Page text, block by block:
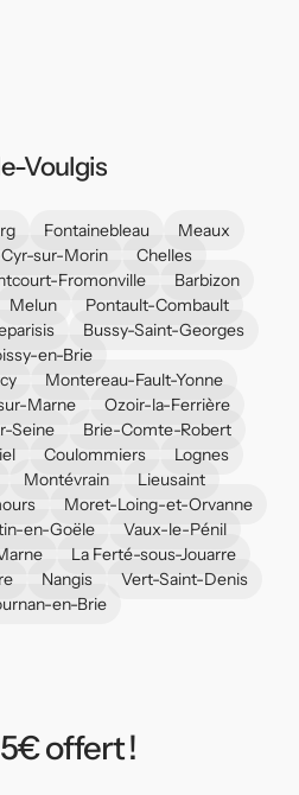
Voulgis
Fontainebleau
Meaux
sur-Morin
Chelles
Fromonville
Barbizon
Melun
Pontault-Combault
Bussy-Saint-Georges
en-Brie
Montereau-Fault-Yonne
Marne
Ozoir-la-Ferrière
Seine
Brie-Comte-Robert
Coulommiers
Lognes
Montévrain
Lieusaint
Moret-Loing-et-Orvanne
en-Goële
Vaux-le-Pénil
La Ferté-sous-Jouarre
Nangis
Vert-Saint-Denis
en-Brie
offert !